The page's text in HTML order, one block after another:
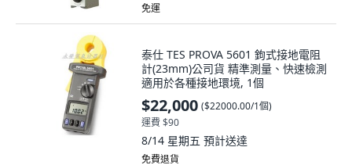
免運
泰仕 TES PROVA 5601 鉤式接地電阻
計(23mm)公司貨 精準測量、快速檢測
適用於各種接地環境, 1個
$22,000 ($22000.00/1個)
運費 $90
8/14 星期五 預計送達
免費退貨